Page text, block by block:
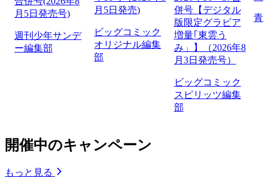
月5日発売号)
週刊少年サンデ
ー編集部
月5日発売)
ビッグコミック
オリジナル編集
部
併号【デジタル
版限定グラビア
増量｢東雲う
み」】（2026年8
月3日発売号）
ビッグコミック
スピリッツ編集
部
青
開催中のキャンペーン
もっと見る